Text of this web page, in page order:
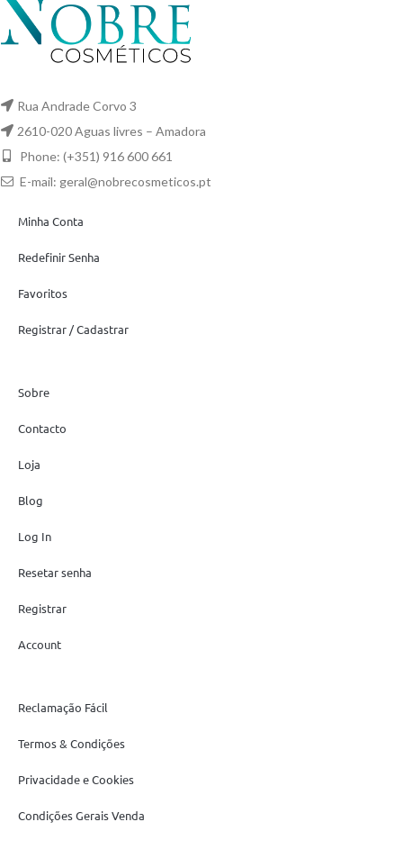
Rua Andrade Corvo 3
2610-020 Aguas livres – Amadora
Phone: (+351) 916 600 661
E-mail: geral@nobrecosmeticos.pt
Minha Conta
Redefinir Senha
Favoritos
Registrar / Cadastrar
Sobre
Contacto
Loja
Blog
Log In
Resetar senha
Registrar
Account
Reclamação Fácil
Termos & Condições
Privacidade e Cookies
Condições Gerais Venda